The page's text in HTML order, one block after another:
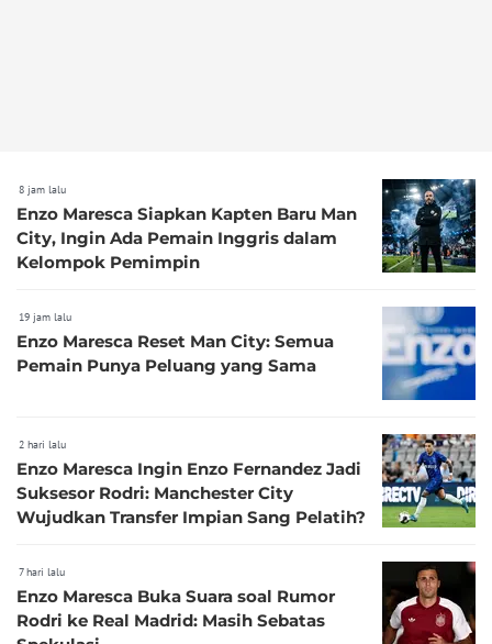
8 jam lalu
Enzo Maresca Siapkan Kapten Baru Man
City, Ingin Ada Pemain Inggris dalam
Kelompok Pemimpin
19 jam lalu
Enzo Maresca Reset Man City: Semua
Pemain Punya Peluang yang Sama
2 hari lalu
Enzo Maresca Ingin Enzo Fernandez Jadi
Suksesor Rodri: Manchester City
Wujudkan Transfer Impian Sang Pelatih?
7 hari lalu
Enzo Maresca Buka Suara soal Rumor
Rodri ke Real Madrid: Masih Sebatas